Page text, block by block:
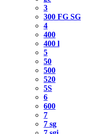
3
300 FG SG
4
400
400 l
5
50
500
520
5S
6
600
7
7 sg